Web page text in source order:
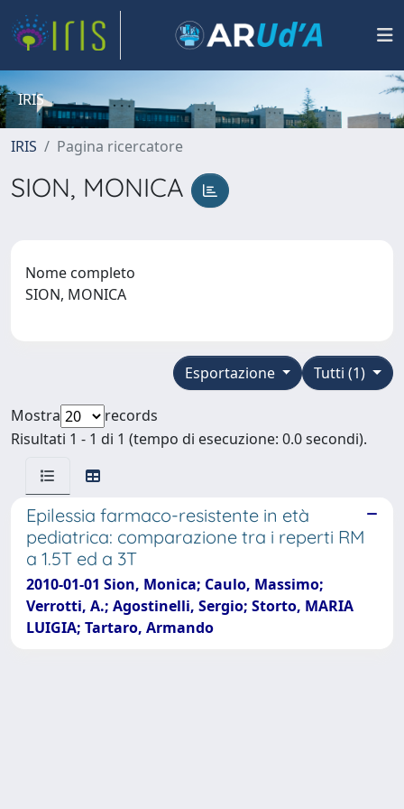
IRIS
IRIS Pagina ricercatore
SION, MONICA
Nome completo
SION, MONICA
Tutti (1)
Esportazione
Mostra
records
Risultati 1 - 1 di 1 (tempo di esecuzione: 0.0 secondi).
Epilessia farmaco-resistente in età
pediatrica: comparazione tra i reperti RM
a 1.5T ed a 3T
2010-01-01 Sion, Monica; Caulo, Massimo;
Verrotti, A.; Agostinelli, Sergio; Storto, MARIA
LUIGIA; Tartaro, Armando